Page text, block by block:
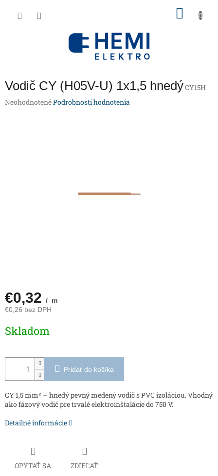
Vodič CY (H05V-U) 1x1,5 hnedýCY15H
Priemerné
NeohodnotenéPodrobnosti hodnotenia
€0,32 / m
€0,26 bez DPH
cena:
Skladom
Pridať do košíka
CY 1,5 mm² – hnedý pevný medený vodič s PVC izoláciou. Vhodný
ako fázový vodič pre trvalé elektroinštalácie do 750 V.
Detailné informácie
OPÝTAŤ SA ZDIEĽAŤ